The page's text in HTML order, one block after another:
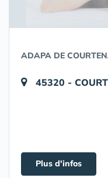
ADAPA DE
45320 -
Plus d'infos